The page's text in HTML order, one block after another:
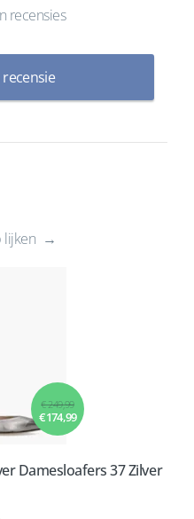
recensies
lijken
€ 249,99
€ 174,99
Damesloafers 37 Zilver